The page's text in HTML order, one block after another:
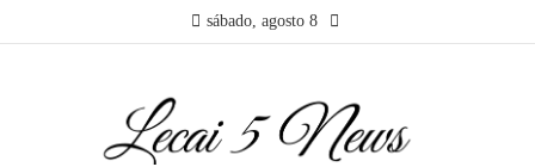
sábado, agosto 8